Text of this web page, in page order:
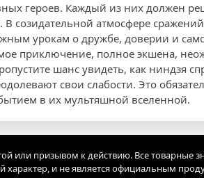
героев. Каждый из них должен
созидательной атмосфере
урокам о дружбе, доверии и
приключение, полное экшена,
шанс увидеть, как ниндзя
свои слабости. Это
в их мультяшной вселенной.
или призывом к действию. Все товарные
и не является официальным